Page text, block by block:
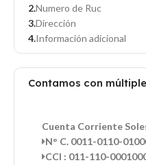
Numero de Ruc
Dirección
Información adicional
Contamos con
Cuenta Corriente
N° C. 0011-0110-
CCI : 011-110-